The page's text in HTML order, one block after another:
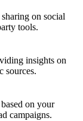
on social
tools.
insights on
sources.
on your
campaigns.